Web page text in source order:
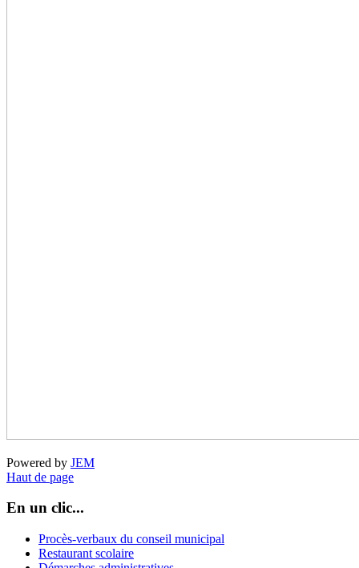
Powered by JEM
Haut de page
En un clic...
Procès-verbaux du conseil municipal
Restaurant scolaire